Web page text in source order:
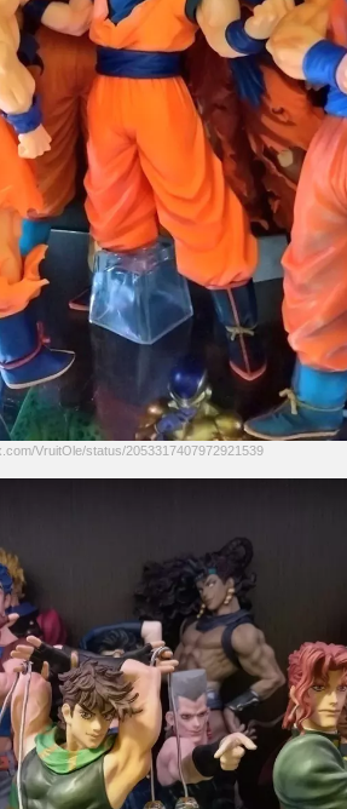
VruitOle/status/2053317407972921539